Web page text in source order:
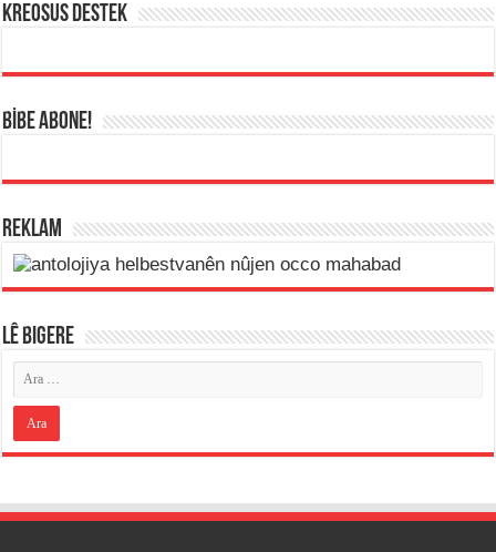
KREOSUS DESTEK
BİBE ABONE!
REKLAM
LÊ BIGERE